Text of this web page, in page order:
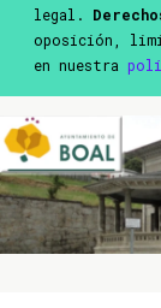
legal.
oposición,
en nuestra